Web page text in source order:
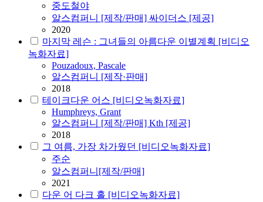
중도철야
알스컴퍼니 [제작/판매] 싸이더스 [제공]
2020
마지막 레슨 : 그녀들의 아름다운 이별계획 [비디오
녹화자료]
Pouzadoux, Pascale
알스컴퍼니 [제작·판매]
2018
테이크다운 어스 [비디오녹화자료]
Humphreys, Grant
알스컴퍼니 [제작/판매] Kth [제공]
2018
그 여름, 가장 차가웠던 [비디오녹화자료]
주순
알스컴퍼니[제작/판매]
2021
다운 어 다크 홀 [비디오녹화자료]